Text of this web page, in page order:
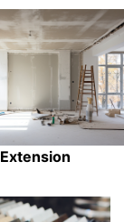
Extension